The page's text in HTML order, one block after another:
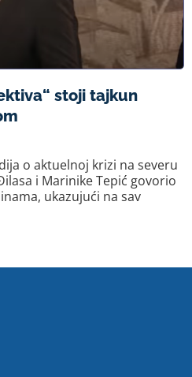
stoji tajkun
o aktuelnoj krizi na severu
i Marinike Tepić govorio
ukazujući na sav